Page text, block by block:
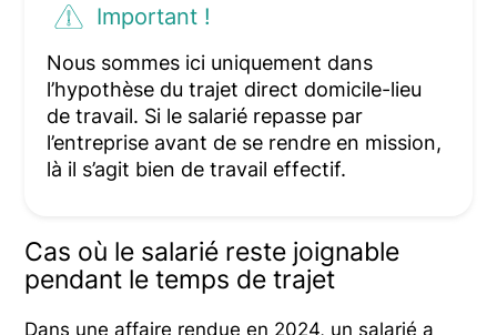
Important !
Nous sommes ici uniquement dans
l’hypothèse du trajet direct domicile-lieu
de travail. Si le salarié repasse par
l’entreprise avant de se rendre en mission,
là il s’agit bien de travail effectif.
Cas où le salarié reste joignable
pendant le temps de trajet
Dans une affaire rendue en 2024, un salarié a